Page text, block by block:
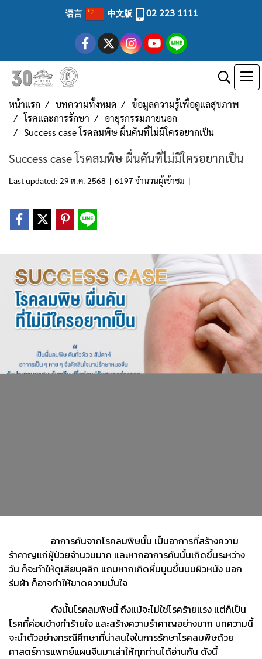
语言 中文版 02 223 1111
หน้าแรก บทความทั้งหมด
ข้อมูลความรู้เพื่อดูแลสุขภาพ
โรคและการรักษา
อายุรกรรมภายนอก
Success case โรคลมพิษ ผื่นคันที่ไม่มีใครอยากเป็น
Success case โรคลมพิษ ผื่นคันที่ไม่มีใครอยากเป็น
Last updated: 29 ต.ค. 2568 | 6197 จำนวนผู้เข้าชม |
อาการคันจากโรคลมพิษนั้น เป็นอาการที่สร้างความ
รำคาญแก่ผู้ป่วยจำนวนมาก และหากอาการคันนั้นเกิดขึ้นระหว่าง
วัน ก็จะทำให้ดูเสียบุคลิก แถมหากเกิดผื่นนูนขึ้นบนผิวหนัง นอก
ร่มผ้า ก็อาจทำให้ขาดความมั่นใจ
ดังนั้นโรคลมพิษนี้ ถึงแม้จะไม่ใช่โรคร้ายแรง แต่ก็เป็น
โรคที่ค่อนข้างทำร้ายใจ และสร้างความรำคาญอย่างมาก บทความนี้
จะนำตัวอย่างกรณีศึกษาที่น่าสนใจในการรักษาโรคลมพิษด้วย
ศาสตร์การแพทย์แผนจีนมาเล่าให้ทุกท่านได้อ่านกัน ดังนี้